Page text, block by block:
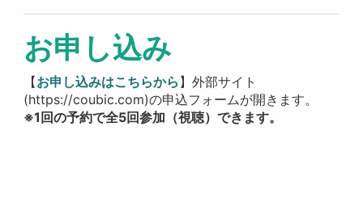
お申し込み
【お申し込みはこちらから 】外部サイト
(https://coubic.com)の申込フォームが開きます。
※1回の予約で全5回参加（視聴）できます。